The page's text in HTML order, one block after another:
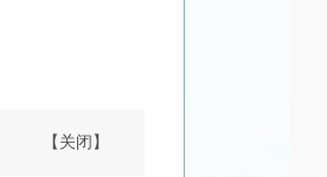
【关闭】